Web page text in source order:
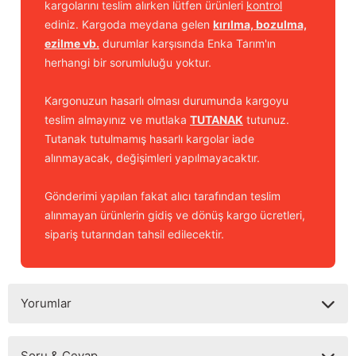
kargolarını teslim alırken lütfen ürünleri kontrol
ediniz. Kargoda meydana gelen kırılma, bozulma,
ezilme vb. durumlar karşısında Enka Tarım'ın
herhangi bir sorumluluğu yoktur.
Kargonuzun hasarlı olması durumunda kargoyu
teslim almayınız ve mutlaka TUTANAK tutunuz.
Tutanak tutulmamış hasarlı kargolar iade
alınmayacak, değişimleri yapılmayacaktır.
Gönderimi yapılan fakat alıcı tarafından teslim
alınmayan ürünlerin gidiş ve dönüş kargo ücretleri,
sipariş tutarından tahsil edilecektir.
Yorumlar